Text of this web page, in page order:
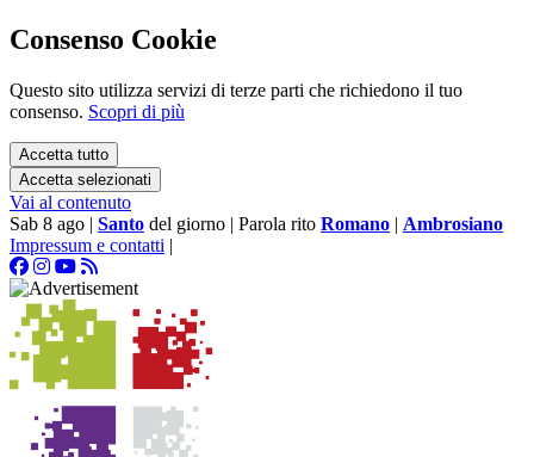
Consenso Cookie
Questo sito utilizza servizi di terze parti che richiedono il tuo
consenso. Scopri di più
Accetta tutto
Accetta selezionati
Vai al contenuto
Sab 8 ago | Santo del giorno | Parola rito Romano | Ambrosiano
Impressum e contatti |